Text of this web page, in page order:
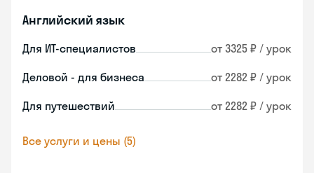
Английский язык
Для ИТ-специалистов от 3325 ₽ / урок
Деловой - для бизнеса от 2282 ₽ / урок
Для путешествий от 2282 ₽ / урок
Все услуги и цены (5)